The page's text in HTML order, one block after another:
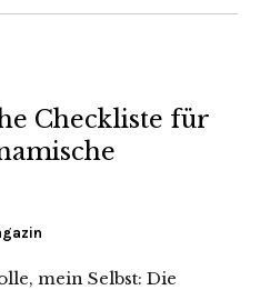
Checkliste für
mein Selbst: Die